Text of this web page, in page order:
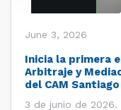
June 3, 2026
Inicia la primera
Arbitraje y
del CAM Santiago
3 de junio de